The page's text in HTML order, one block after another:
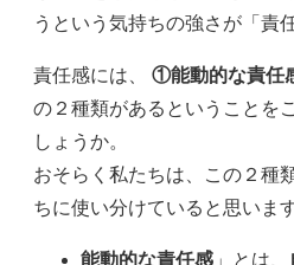
うという気持ちの強さが「責
責任感には、 ①能動的な責任
の２種類があるということを
しょうか。
おそらく私たちは、この２種
ちに使い分けていると思います
能動的な責任感」とは、